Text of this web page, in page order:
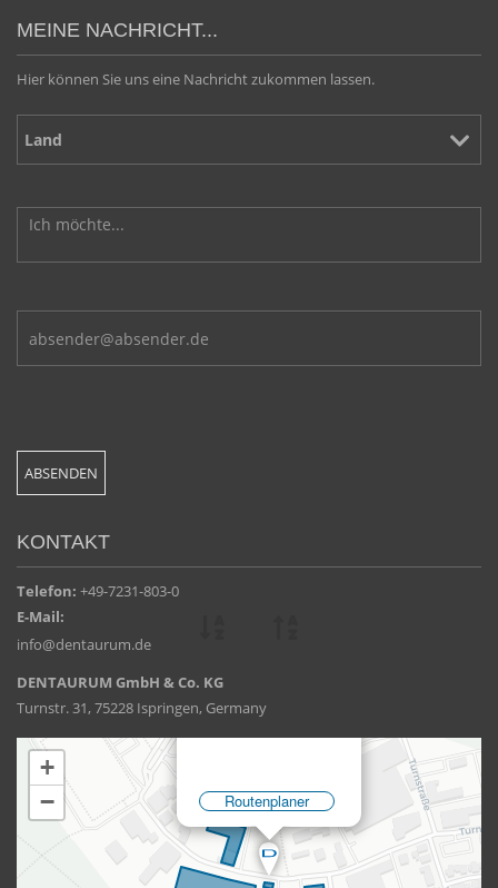
MEINE NACHRICHT...
Hier können Sie uns eine Nachricht zukommen lassen.
KONTAKT
Telefon: +49-7231-803-0
E-Mail:
info@dentaurum.de
DENTAURUM GmbH & Co. KG
Turnstr. 31, 75228 Ispringen, Germany